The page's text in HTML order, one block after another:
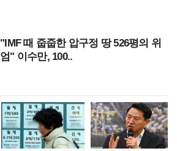
"IMF 때 줍줍한 압구정 땅 526평의 위
엄" 이수만, 100..